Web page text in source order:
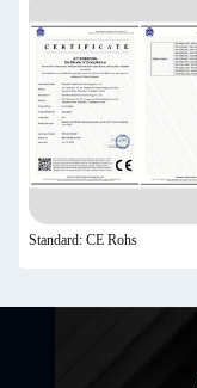
Standard: CE Rohs